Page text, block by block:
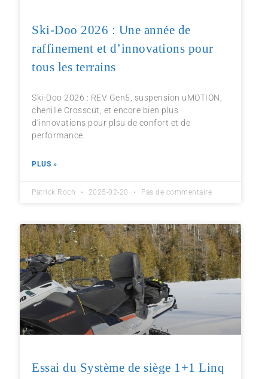
Ski-Doo 2026 : Une année de
raffinement et d’innovations pour
tous les terrains
Ski-Doo 2026 : REV Gen5, suspension uMOTION,
chenille Crosscut, et encore bien plus
d’innovations pour plsu de confort et de
performance.
PLUS »
Patrick Roch 2025-02-20 Pas de commentaire
Essai du Système de siège 1+1 Linq